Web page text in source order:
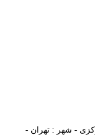
- شهر : تهران -